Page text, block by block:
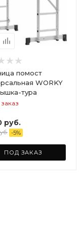
помост
WORKY
тура
руб.
-5%
ПОД ЗАКАЗ